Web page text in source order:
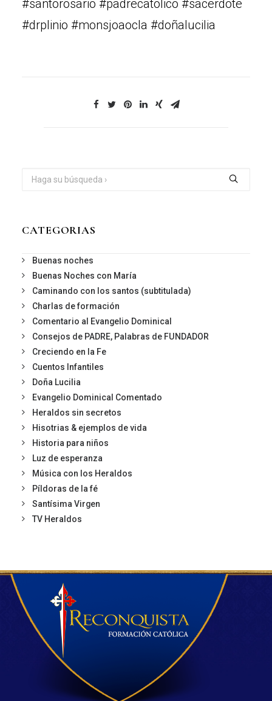
#santorosario #padrecatolico #sacerdote
#drplinio #monsjoaocla #doñalucilia
CATEGORIAS
Buenas noches
Buenas Noches con María
Caminando con los santos (subtitulada)
Charlas de formación
Comentario al Evangelio Dominical
Consejos de PADRE, Palabras de FUNDADOR
Creciendo en la Fe
Cuentos Infantiles
Doña Lucilia
Evangelio Dominical Comentado
Heraldos sin secretos
Hisotrias & ejemplos de vida
Historia para niños
Luz de esperanza
Música con los Heraldos
Píldoras de la fé
Santísima Virgen
TV Heraldos